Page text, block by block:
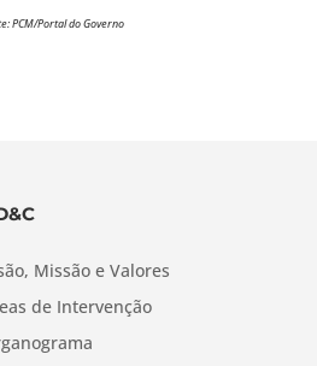
PCM/Portal do Governo
Missão e Valores
de Intervenção